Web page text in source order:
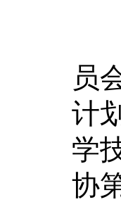
员
计
学
协